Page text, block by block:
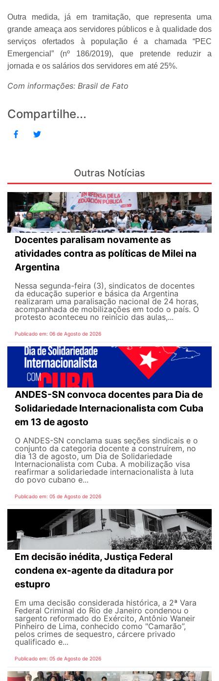
Outra medida, já em tramitação, que representa uma
grande ameaça aos servidores públicos e à qualidade dos
serviços ofertados à população é a chamada “PEC
Emergencial” (nº 186/2019), que pretende reduzir a
jornada e os salários dos servidores em até 25%.
Com informações: Brasil de Fato
Compartilhe...
Outras Notícias
Docentes paralisam novamente as
atividades contra as políticas de Milei na
Argentina
Nessa segunda-feira (3), sindicatos de docentes
da educação superior e básica da Argentina
realizaram uma paralisação nacional de 24 horas,
acompanhada de mobilizações em todo o país. O
protesto aconteceu no reinício das aulas,...
Publicado em: 06 de Agosto de 2026
ANDES-SN convoca docentes para Dia de
Solidariedade Internacionalista com Cuba
em 13 de agosto
O ANDES-SN conclama suas seções sindicais e o
conjunto da categoria docente a construírem, no
dia 13 de agosto, um Dia de Solidariedade
Internacionalista com Cuba. A mobilização visa
reafirmar a solidariedade internacionalista à luta
do povo cubano e...
Publicado em: 05 de Agosto de 2026
Em decisão inédita, Justiça Federal
condena ex-agente da ditadura por
estupro
Em uma decisão considerada histórica, a 2ª Vara
Federal Criminal do Rio de Janeiro condenou o
sargento reformado do Exército, Antônio Waneir
Pinheiro de Lima, conhecido como "Camarão”,
pelos crimes de sequestro, cárcere privado
qualificado e...
Publicado em: 05 de Agosto de 2026